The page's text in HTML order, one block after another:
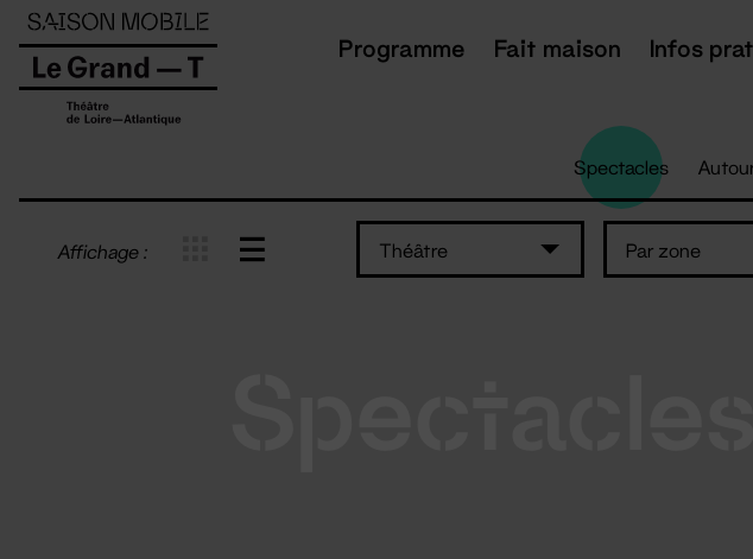
Programme Fait maison Infos
Spectacles
Affichage : Théâtre Par zone
Panneau de gestion des cookies